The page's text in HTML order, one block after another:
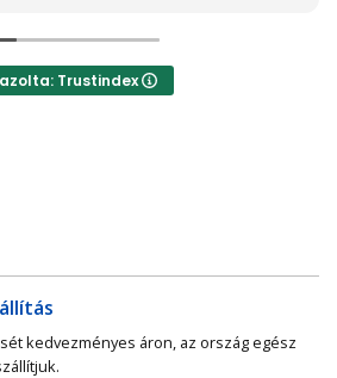
Trustindex
kedvezményes áron, az ország egész